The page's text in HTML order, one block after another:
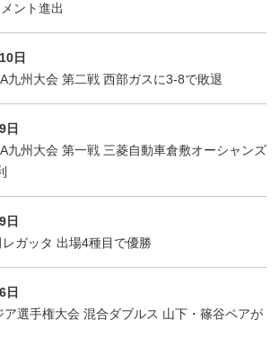
ント進出
日
九州大会 第二戦 西部ガスに3-8で敗退
日
九州大会 第一戦 三菱自動車倉敷オーシャンズ
日
ガッタ 出場4種目で優勝
日
ア選手権大会 混合ダブルス 山下・篠谷ペアが